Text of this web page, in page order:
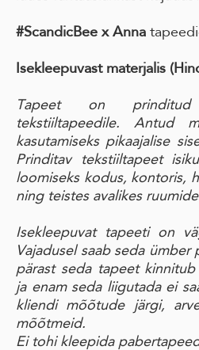
#ScandicBee x Anna
Isekleepuvast materjalis
Tapeet on
tekstiiltapeedile. Antud
kasutamiseks pikaajalise
Prinditav tekstiiltapeet
loomiseks kodus, kontoris,
ning teistes avalikes
Isekleepuvat tapeeti on
Vajadusel saab seda
pärast seda tapeet
ja enam seda liigutada ei
kliendi mõõtude järgi,
mõõtmeid.
Ei tohi kleepida